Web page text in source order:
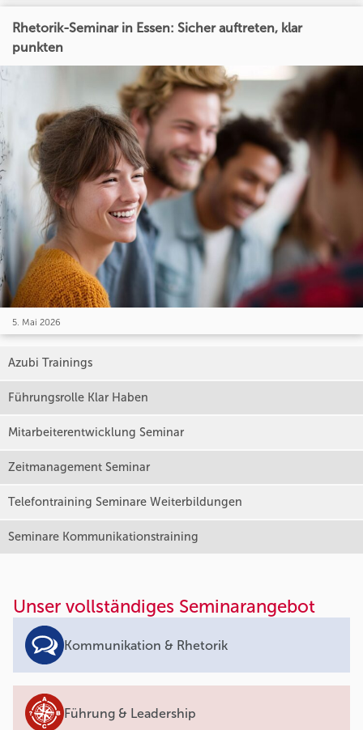
Rhetorik-Seminar in Essen: Sicher auftreten, klar
punkten
5. Mai 2026
Azubi Trainings
Führungsrolle Klar Haben
Mitarbeiterentwicklung Seminar
Zeitmanagement Seminar
Telefontraining Seminare Weiterbildungen
Seminare Kommunikationstraining
Unser vollständiges Seminarangebot
Kommunikation & Rhetorik
Führung & Leadership